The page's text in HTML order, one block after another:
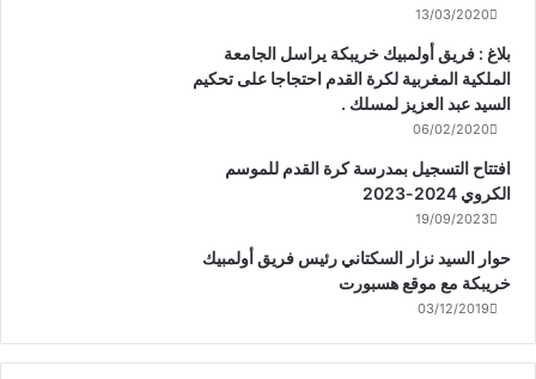
13/03/2020
بلاغ : فريق أولمبيك خريبكة يراسل الجامعة
الملكية المغربية لكرة القدم احتجاجا على تحكيم
السيد عبد العزيز لمسلك .
06/02/2020
افتتاح التسجيل بمدرسة كرة القدم للموسم
الكروي 2024-2023
19/09/2023
حوار السيد نزار السكتاني رئيس فريق أولمبيك
خريبكة مع موقع هسبورت
03/12/2019